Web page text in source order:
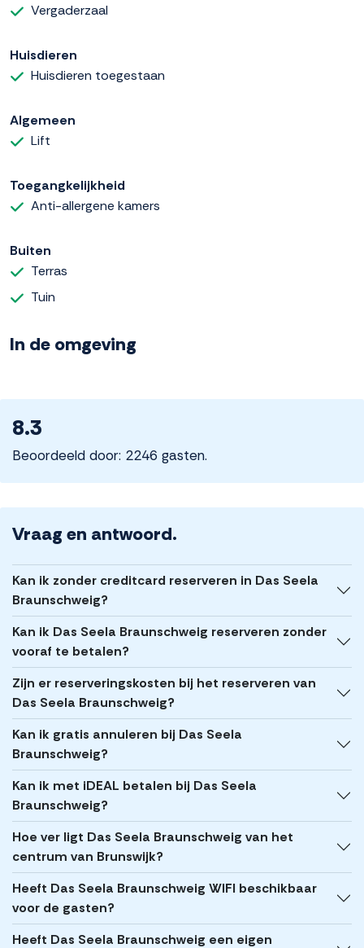
Vergaderzaal
Huisdieren
Huisdieren toegestaan
Algemeen
Lift
Toegangkelijkheid
Anti-allergene kamers
Buiten
Terras
Tuin
In de omgeving
8.3
Beoordeeld door: 2246 gasten.
Vraag en antwoord.
Kan ik zonder creditcard reserveren in Das Seela
Braunschweig?
Kan ik Das Seela Braunschweig reserveren zonder
vooraf te betalen?
Zijn er reserveringskosten bij het reserveren van
Das Seela Braunschweig?
Kan ik gratis annuleren bij Das Seela
Braunschweig?
Kan ik met iDEAL betalen bij Das Seela
Braunschweig?
Hoe ver ligt Das Seela Braunschweig van het
centrum van Brunswijk?
Heeft Das Seela Braunschweig WIFI beschikbaar
voor de gasten?
Heeft Das Seela Braunschweig een eigen